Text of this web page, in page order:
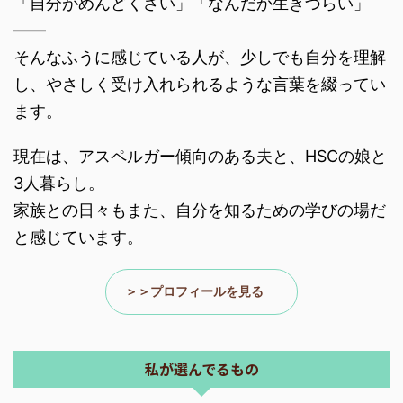
――
そんなふうに感じている人が、少しでも自分を理解
し、やさしく受け入れられるような言葉を綴ってい
ます。
現在は、アスペルガー傾向のある夫と、HSCの娘と
3人暮らし。
家族との日々もまた、自分を知るための学びの場だ
と感じています。
＞＞プロフィールを見る
私が選んでるもの